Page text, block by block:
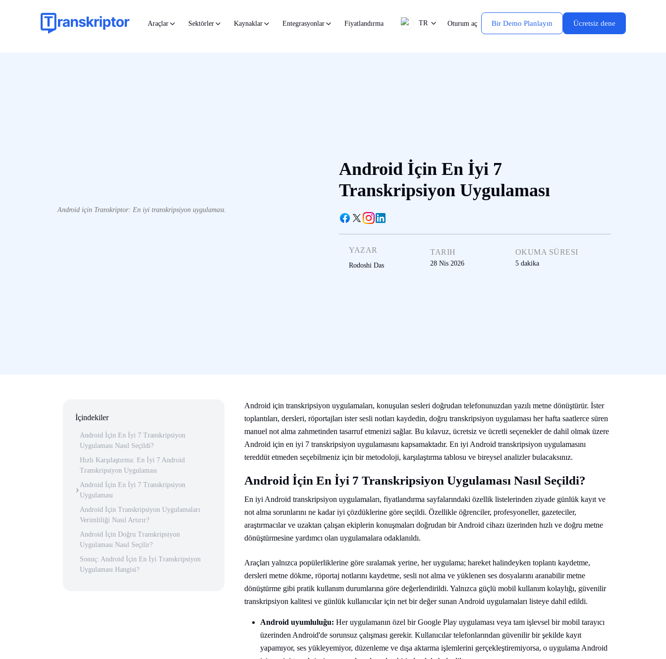
Araçlar Sektörler Kaynaklar Entegrasyonlar Fiyatlandırma TR Oturum aç Bir Demo Planlayın Ücretsiz dene
Android için Transkriptor: En iyi transkripsiyon uygulaması.
Android İçin En İyi 7
Transkripsiyon Uygulaması
YAZAR
Rodoshi Das
TARIH
28 Nis 2026
OKUMA SÜRESI
5 dakika
İçindekiler
Android İçin En İyi 7 Transkripsiyon
Uygulaması Nasıl Seçildi?
Hızlı Karşılaştırma: En İyi 7 Android
Transkripsiyon Uygulaması
Android İçin En İyi 7 Transkripsiyon
Uygulaması
Android İçin Transkripsiyon Uygulamaları
Verimliliği Nasıl Artırır?
Android İçin Doğru Transkripsiyon
Uygulaması Nasıl Seçilir?
Sonuç: Android İçin En İyi Transkripsiyon
Uygulaması Hangisi?
Android için transkripsiyon uygulamaları, konuşulan sesleri doğrudan telefonunuzdan yazılı metne dönüştürür. İster
toplantıları, dersleri, röportajları ister sesli notları kaydedin, doğru transkripsiyon uygulaması her hafta saatlerce süren
manuel not alma zahmetinden tasarruf etmenizi sağlar. Bu kılavuz, ücretsiz ve ücretli seçenekler de dahil olmak üzere
Android için en iyi 7 transkripsiyon uygulamasını kapsamaktadır. En iyi Android transkripsiyon uygulamasını
tereddüt etmeden seçebilmeniz için bir metodoloji, karşılaştırma tablosu ve bireysel analizler bulacaksınız.
Android İçin En İyi 7 Transkripsiyon Uygulaması Nasıl Seçildi?
En iyi Android transkripsiyon uygulamaları, fiyatlandırma sayfalarındaki özellik listelerinden ziyade günlük kayıt ve
not alma sorunlarını ne kadar iyi çözdüklerine göre seçildi. Özellikle öğrenciler, profesyoneller, gazeteciler,
araştırmacılar ve uzaktan çalışan ekiplerin konuşmaları doğrudan bir Android cihazı üzerinden hızlı ve doğru metne
dönüştürmesine yardımcı olan uygulamalara odaklanıldı.
Araçları yalnızca popülerliklerine göre sıralamak yerine, her uygulama; hareket halindeyken toplantı kaydetme,
dersleri metne dökme, röportaj notlarını kaydetme, sesli not alma ve yüklenen ses dosyalarını aranabilir metne
dönüştürme gibi pratik kullanım durumlarına göre değerlendirildi. Yalnızca güçlü mobil kullanım kolaylığı, güvenilir
transkripsiyon kalitesi ve günlük kullanıcılar için net bir değer sunan Android uygulamaları listeye dahil edildi.
Android uyumluluğu: Her uygulamanın özel bir Google Play uygulaması veya tam işlevsel bir mobil tarayıcı
üzerinden Android'de sorunsuz çalışması gerekir. Kullanıcılar telefonlarından güvenilir bir şekilde kayıt
yapamıyor, ses yükleyemiyor, düzenleme ve dışa aktarma işlemlerini gerçekleştiremiyorsa, o uygulama Android